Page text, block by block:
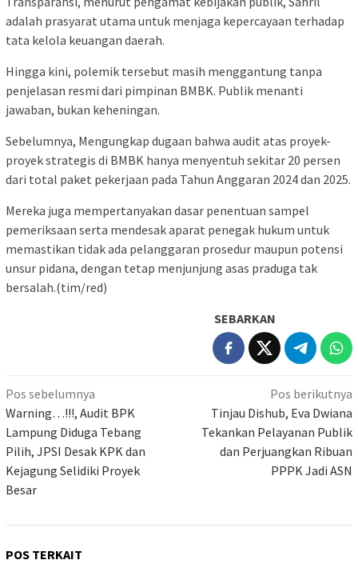
adalah prasyarat utama untuk menjaga kepercayaan terhadap
tata kelola keuangan daerah.
Hingga kini, polemik tersebut masih menggantung tanpa
penjelasan resmi dari pimpinan BMBK. Publik menanti
jawaban, bukan keheningan.
Sebelumnya, Mengungkap dugaan bahwa audit atas proyek-
proyek strategis di BMBK hanya menyentuh sekitar 20 persen
dari total paket pekerjaan pada Tahun Anggaran 2024 dan 2025.
Mereka juga mempertanyakan dasar penentuan sampel
pemeriksaan serta mendesak aparat penegak hukum untuk
memastikan tidak ada pelanggaran prosedur maupun potensi
unsur pidana, dengan tetap menjunjung asas praduga tak
bersalah.(tim/red)
SEBARKAN
Navigasi
pos
Pos sebelumnya
Warning…!!!, Audit BPK
Lampung Diduga Tebang
Pilih, JPSI Desak KPK dan
Kejagung Selidiki Proyek
Besar
Pos berikutnya
Tinjau Dishub, Eva Dwiana
Tekankan Pelayanan Publik
dan Perjuangkan Ribuan
PPPK Jadi ASN
POS TERKAIT